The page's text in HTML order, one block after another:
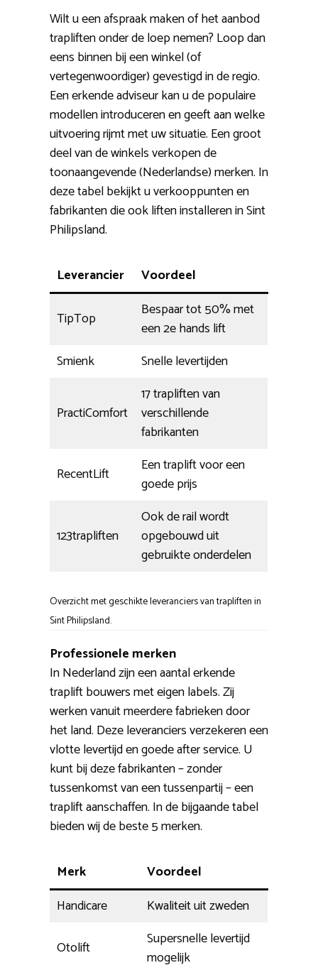
Wilt u een afspraak maken of het aanbod
trapliften onder de loep nemen? Loop dan
eens binnen bij een winkel (of
vertegenwoordiger) gevestigd in de regio.
Een erkende adviseur kan u de populaire
modellen introduceren en geeft aan welke
uitvoering rijmt met uw situatie. Een groot
deel van de winkels verkopen de
toonaangevende (Nederlandse) merken. In
deze tabel bekijkt u verkooppunten en
fabrikanten die ook liften installeren in Sint
Philipsland.
Leverancier Voordeel
TipTop
Bespaar tot 50% met
een 2e hands lift
Smienk
Snelle levertijden
PractiComfort
17 trapliften van
verschillende
fabrikanten
RecentLift
Een traplift voor een
goede prijs
123trapliften
Ook de rail wordt
opgebouwd uit
gebruikte onderdelen
Overzicht met geschikte leveranciers van trapliften in
Sint Philipsland.
Professionele merken
In Nederland zijn een aantal erkende
traplift bouwers met eigen labels. Zij
werken vanuit meerdere fabrieken door
het land. Deze leveranciers verzekeren een
vlotte levertijd en goede after service. U
kunt bij deze fabrikanten – zonder
tussenkomst van een tussenpartij – een
traplift aanschaffen. In de bijgaande tabel
bieden wij de beste 5 merken.
Merk
Voordeel
Handicare
Kwaliteit uit zweden
Otolift
Supersnelle levertijd
mogelijk